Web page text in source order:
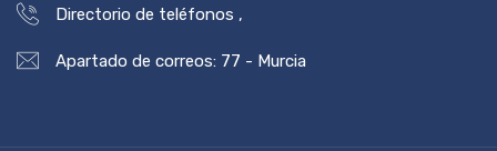
Directorio de teléfonos ,
Apartado de correos: 77 - Murcia